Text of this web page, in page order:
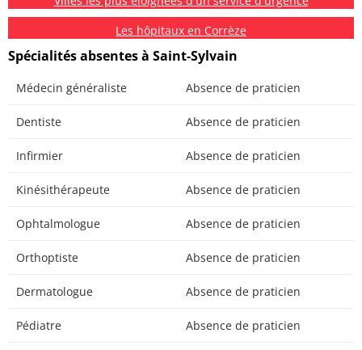
Les hôpitaux en Corrèze
Spécialités absentes à Saint-Sylvain
Médecin généraliste Absence de praticien
Dentiste Absence de praticien
Infirmier Absence de praticien
Kinésithérapeute Absence de praticien
Ophtalmologue Absence de praticien
Orthoptiste Absence de praticien
Dermatologue Absence de praticien
Pédiatre Absence de praticien